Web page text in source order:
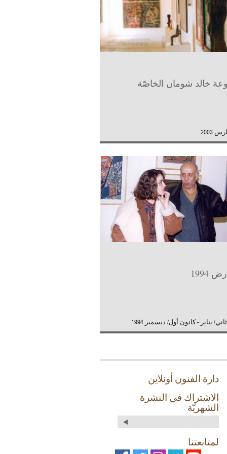
خالد شومان الخاصّة
2003
1994
يناير - كانون أول/ ديسمبر 1994
دارة الفنون أونلاين
الاشتراك في النشرة
الشهريّة
لمتابعتنا